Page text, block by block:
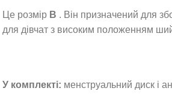
Це розмір B . Він призначений для
для дівчат з високим положенням
У комплекті: менструальний диск і